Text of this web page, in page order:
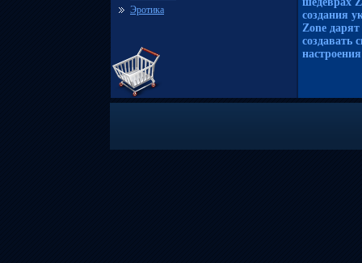
Эротика
создания
Zone
создавать